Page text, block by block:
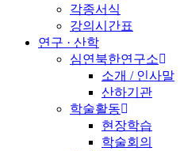
각종서식
강의시간표
연구 · 산학
심연북한연구소
소개 / 인사말
산하기관
학술활동
현장학습
학술회의